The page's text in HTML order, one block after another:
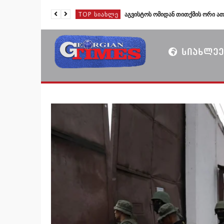
TOP ᲡᲘᲐᲮᲚᲔ
TOP ᲡᲘᲐᲮᲚᲔ
TOP ᲡᲘᲐᲮᲚᲔ
TOP ᲡᲘᲐᲮᲚᲔ